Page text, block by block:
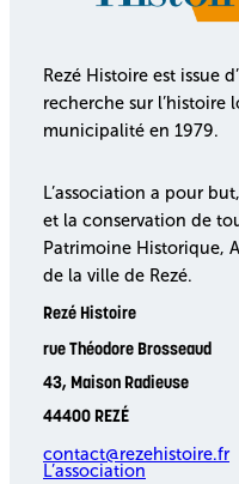
Rezé Histoire est issue
recherche sur l’histoire
municipalité en 1979.
L’association a pour
et la conservation de
Patrimoine Historique,
de la ville de Rezé.
Rezé Histoire
rue Théodore Brosseaud
43, Maison Radieuse
44400 REZÉ
contact@rezehistoire.fr
L’association